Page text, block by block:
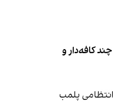
کافه‌‌دار و
آن، به‌دست نیروی انتظامی پلمب